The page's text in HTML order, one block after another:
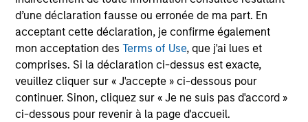
d’une déclaration fausse ou erronée de ma part. En
acceptant cette déclaration, je confirme également
mon acceptation desTerms of Use, que j'ai lues et
comprises. Si la déclaration ci-dessus est exacte,
veuillez cliquer sur « J'accepte » ci-dessous pour
continuer. Sinon, cliquez sur « Je ne suis pas d'accord »
ci-dessous pour revenir à la page d'accueil.
franchise to add additional value to our investments.
What differentiates Morgan Stanley's
private investing platform from its
competitors?